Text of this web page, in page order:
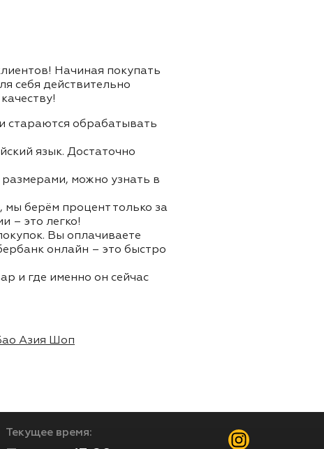
Начиная покупать
себя действительно
стараются обрабатывать
язык. Достаточно
можно узнать в
мы берём процент только за
– это легко!
Вы оплачиваете
онлайн – это быстро
и где именно он сейчас
Азия Шоп
Текущее время: